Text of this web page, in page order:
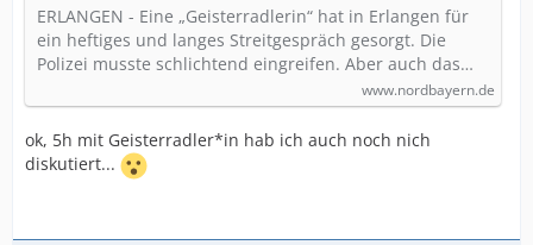
ERLANGEN - Eine „Geisterradlerin“ hat in Erlangen für
ein heftiges und langes Streitgespräch gesorgt. Die
Polizei musste schlichtend eingreifen. Aber auch das…
www.nordbayern.de
ok, 5h mit Geisterradler*in hab ich auch noch nich
diskutiert...